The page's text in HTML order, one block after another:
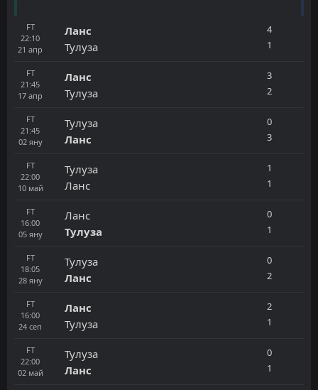
FT
22:10
21 апр
Ланс
Тулуза
4
1
FT
21:45
17 апр
Ланс
Тулуза
3
2
FT
21:45
02 яну
Тулуза
Ланс
0
3
FT
22:00
10 май
Тулуза
Ланс
1
1
FT
16:00
05 яну
Ланс
Тулуза
0
1
FT
18:05
28 яну
Тулуза
Ланс
0
2
FT
16:00
24 сеп
Ланс
Тулуза
2
1
FT
22:00
02 май
Тулуза
Ланс
0
1